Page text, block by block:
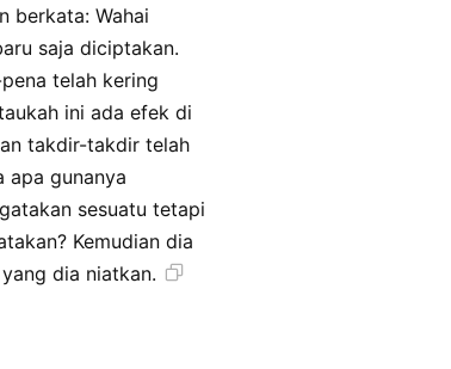
berkata: Wahai
saja diciptakan.
telah kering
ini ada efek di
takdir-takdir telah
apa gunanya
sesuatu tetapi
Kemudian dia
dia niatkan.